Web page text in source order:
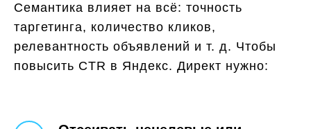
Семантика влияет на всё: точность
таргетинга, количество кликов,
релевантность объявлений и т. д. Чтобы
повысить CTR в Яндекс. Директ нужно: